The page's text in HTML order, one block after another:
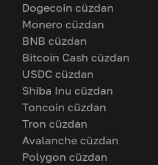
Dogecoin cüzdan
Monero cüzdan
BNB cüzdan
Bitcoin Cash cüzdan
USDC cüzdan
Shiba Inu cüzdan
Toncoin cüzdan
Tron cüzdan
Avalanche cüzdan
Polygon cüzdan